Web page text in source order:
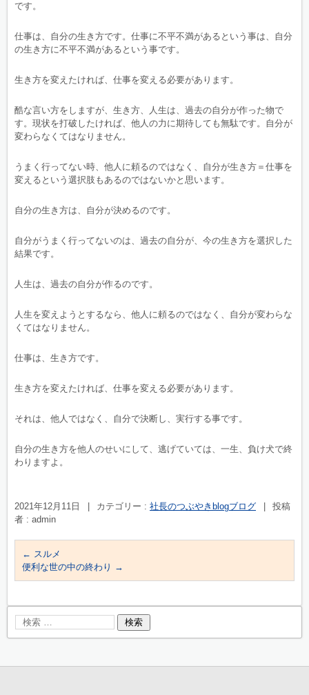
です。
仕事は、自分の生き方です。仕事に不平不満があるという事は、自分
の生き方に不平不満があるという事です。
生き方を変えたければ、仕事を変える必要があります。
酷な言い方をしますが、生き方、人生は、過去の自分が作った物で
す。現状を打破したければ、他人の力に期待しても無駄です。自分が
変わらなくてはなりません。
うまく行ってない時、他人に頼るのではなく、自分が生き方＝仕事を
変えるという選択肢もあるのではないかと思います。
自分の生き方は、自分が決めるのです。
自分がうまく行ってないのは、過去の自分が、今の生き方を選択した
結果です。
人生は、過去の自分が作るのです。
人生を変えようとするなら、他人に頼るのではなく、自分が変わらな
くてはなりません。
仕事は、生き方です。
生き方を変えたければ、仕事を変える必要があります。
それは、他人ではなく、自分で決断し、実行する事です。
自分の生き方を他人のせいにして、逃げていては、一生、負け犬で終
わりますよ。
2021年12月11日 カテゴリー : 社長のつぶやきblogブログ
投稿
者 : admin
← スルメ
便利な世の中の終わり →